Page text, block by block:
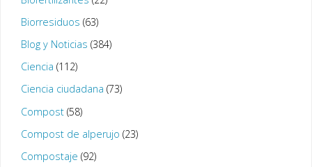
Biorresiduos (63)
Blog y Noticias (384)
Ciencia (112)
Ciencia ciudadana (73)
Compost(58)
Compost de alperujo (23)
Compostaje (92)